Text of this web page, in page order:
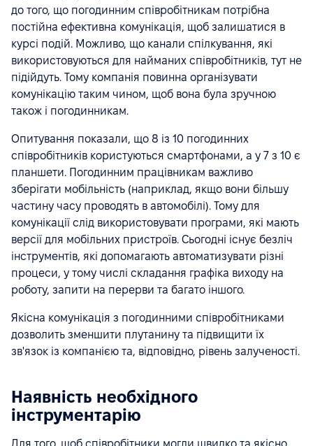
до того, що погодинним співробітникам потрібна
постійна ефективна комунікація, щоб залишатися в
курсі подій. Можливо, що канали спілкування, які
використовуються для найманих співробітників, тут не
підійдуть. Тому компанія повинна організувати
комунікацію таким чином, щоб вона була зручною
також і погодинникам.
Опитування показали, що 8 із 10 погодинних
співробітників користуються смартфонами, а у 7 з 10 є
планшети. Погодинним працівникам важливо
зберігати мобільність (наприклад, якщо вони більшу
частину часу проводять в автомобілі). Тому для
комунікації слід використовувати програми, які мають
версії для мобільних пристроїв. Сьогодні існує безліч
інструментів, які допомагають автоматизувати різні
процеси, у тому числі складання графіка виходу на
роботу, запити на перерви та багато іншого.
Якісна комунікація з погодинними співробітниками
дозволить зменшити плутанину та підвищити їх
зв'язок із компанією та, відповідно, рівень залученості.
Наявність необхідного
інструментарію
Для того, щоб співробітники могли швидко та якісно